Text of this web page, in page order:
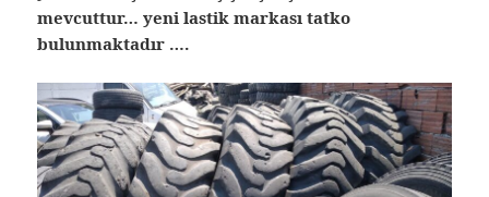
mevcuttur… yeni lastik markası tatko
bulunmaktadır ….